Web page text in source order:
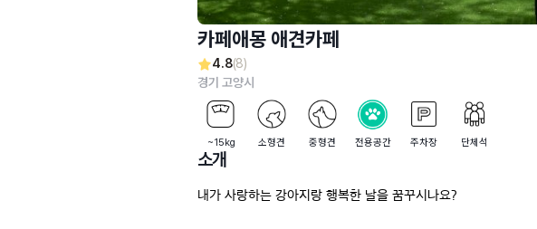
카페애몽 애견카페
4.8(8)
경기 고양시
~15kg 소형견 중형견 전용공간 주차장 단체석
소개
내가 사랑하는 강아지랑 행복한 날을 꿈꾸시나요?